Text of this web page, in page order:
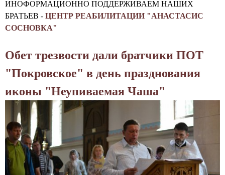
и
й
а
ф
е
р
а
л
ИНОФОРМАЦИОННО ПОДДЕРЖИВАЕМ НАШИХ
БРАТЬЕВ - ЦЕНТР РЕАБИЛИТАЦИИ "АНАСТАСИС
СОСНОВКА"
Обет трезвости дали братчики ПОТ
"Покровское" в день празднования
иконы "Неупиваемая Чаша"